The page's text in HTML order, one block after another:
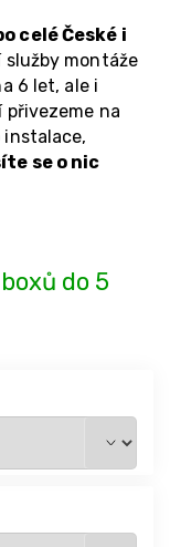
do 5
celé České i
služby montáže
6 let, ale i
přivezeme na
instalace,
se o nic